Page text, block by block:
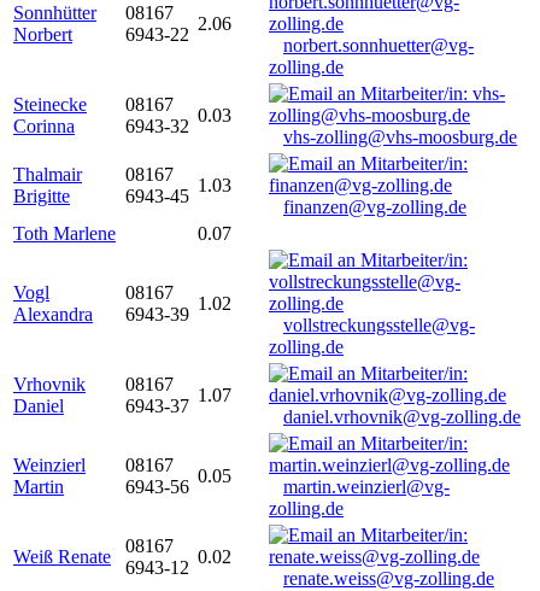
Sonnhütter
Norbert
08167
6943-22
2.06
norbert.sonnhuetter@vg-
zolling.de
Steinecke
Corinna
08167
6943-32
0.03
vhs-zolling@vhs-moosburg.de
Thalmair
Brigitte
08167
6943-45
1.03
finanzen@vg-zolling.de
Toth Marlene
0.07
Vogl
Alexandra
08167
6943-39
1.02
vollstreckungsstelle@vg-
zolling.de
Vrhovnik
Daniel
08167
6943-37
1.07
daniel.vrhovnik@vg-zolling.de
Weinzierl
Martin
08167
6943-56
0.05
martin.weinzierl@vg-
zolling.de
Weiß Renate
08167
6943-12
0.02
renate.weiss@vg-zolling.de